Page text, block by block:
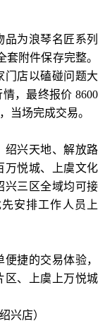
为浪琴名匠系列
附件保存完整。
门店以磕碰问题大
，最终报价 8600
当场完成交易。
绍兴天地、解放路
万悦城、上虞文化
兴三区全域均可接
安排工作人员上
捷的交易体验，
区、上虞上万悦城
兴店）